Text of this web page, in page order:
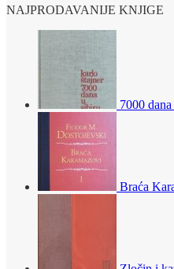
NAJPRODAVANIJE KNJIGE
7000
Braća